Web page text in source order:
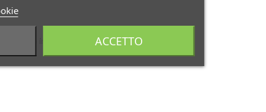
in funzione del lucernario)
ACCETTO